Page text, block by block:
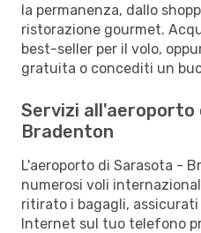
la permanenza, dallo
ristorazione gourmet.
best-seller per il volo,
gratuita o concediti un
Servizi all'aeroporto
Bradenton
L'aeroporto di Sarasota -
numerosi voli
ritirato i bagagli,
Internet sul tuo telefono